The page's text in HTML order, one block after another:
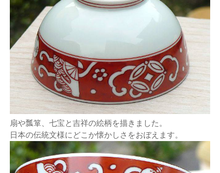
扇や瓢箪、七宝と吉祥の絵柄を描きました。
日本の伝統文様にどこか懐かしさをおぼえます。